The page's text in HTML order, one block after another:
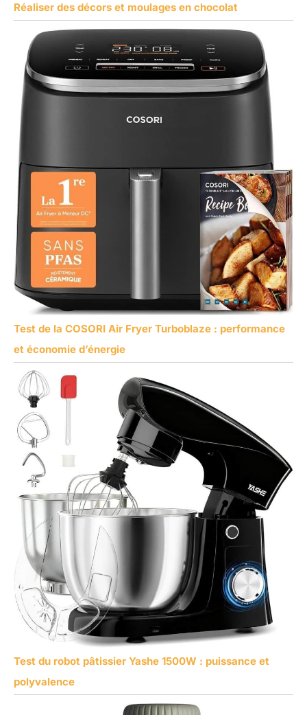
Réaliser des décors et moulages en chocolat
Test de la COSORI Air Fryer Turboblaze : performance
et économie d’énergie
Test du robot pâtissier Yashe 1500W : puissance et
polyvalence